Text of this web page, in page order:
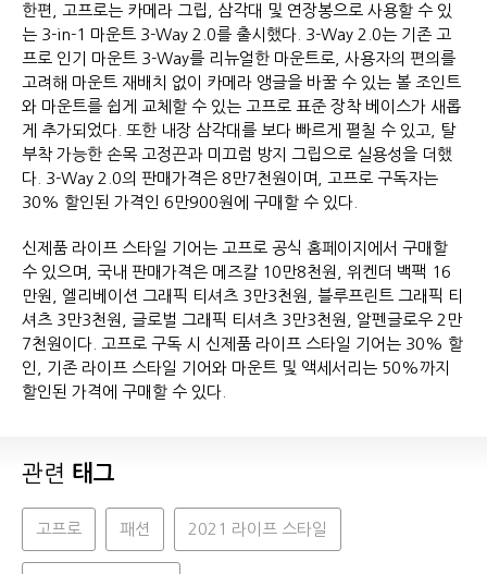
한편, 고프로는 카메라 그립, 삼각대 및 연장봉으로 사용할 수 있
는 3-in-1 마운트 3-Way 2.0를 출시했다. 3-Way 2.0는 기존 고
프로 인기 마운트 3-Way를 리뉴얼한 마운트로, 사용자의 편의를
고려해 마운트 재배치 없이 카메라 앵글을 바꿀 수 있는 볼 조인트
와 마운트를 쉽게 교체할 수 있는 고프로 표준 장착 베이스가 새롭
게 추가되었다. 또한 내장 삼각대를 보다 빠르게 펼칠 수 있고, 탈
부착 가능한 손목 고정끈과 미끄럼 방지 그립으로 실용성을 더했
다. 3-Way 2.0의 판매가격은 8만7천원이며, 고프로 구독자는
30% 할인된 가격인 6만900원에 구매할 수 있다.
신제품 라이프 스타일 기어는 고프로 공식 홈페이지에서 구매할
수 있으며, 국내 판매가격은 메즈칼 10만8천원, 위켄더 백팩 16
만원, 엘리베이션 그래픽 티셔츠 3만3천원, 블루프린트 그래픽 티
셔츠 3만3천원, 글로벌 그래픽 티셔츠 3만3천원, 알펜글로우 2만
7천원이다. 고프로 구독 시 신제품 라이프 스타일 기어는 30% 할
인, 기존 라이프 스타일 기어와 마운트 및 액세서리는 50%까지
할인된 가격에 구매할 수 있다.
관련 태그
고프로 패션 2021 라이프 스타일